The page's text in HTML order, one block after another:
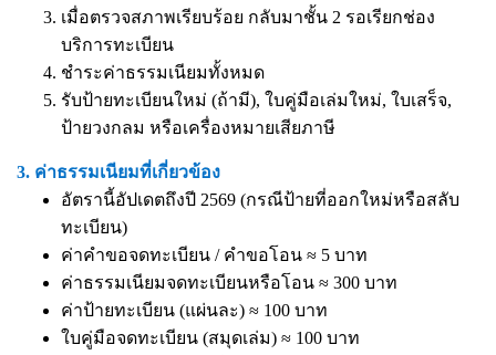
เมื่อตรวจสภาพเรียบร้อย กลับมาชั้น 2 รอเรียกช่อง
บริการทะเบียน
ชำระค่าธรรมเนียมทั้งหมด
รับป้ายทะเบียนใหม่ (ถ้ามี), ใบคู่มือเล่มใหม่, ใบเสร็จ,
ป้ายวงกลม หรือเครื่องหมายเสียภาษี
3. ค่าธรรมเนียมที่เกี่ยวข้อง
อัตรานี้อัปเดตถึงปี 2569 (กรณีป้ายที่ออกใหม่หรือสลับ
ทะเบียน)
ค่าคำขอจดทะเบียน / คำขอโอน ≈ 5 บาท
ค่าธรรมเนียมจดทะเบียนหรือโอน ≈ 300 บาท
ค่าป้ายทะเบียน (แผ่นละ) ≈ 100 บาท
ใบคู่มือจดทะเบียน (สมุดเล่ม) ≈ 100 บาท